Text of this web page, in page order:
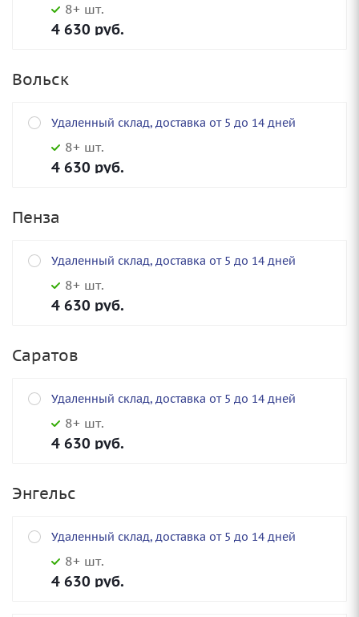
8+ шт.
4 630 руб.
Вольск
Удаленный склад, доставка от 5 до 14 дней
8+ шт.
4 630 руб.
Пенза
Удаленный склад, доставка от 5 до 14 дней
8+ шт.
4 630 руб.
Саратов
Удаленный склад, доставка от 5 до 14 дней
8+ шт.
4 630 руб.
Энгельс
Удаленный склад, доставка от 5 до 14 дней
8+ шт.
4 630 руб.